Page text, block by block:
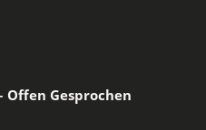
Offen Gesprochen